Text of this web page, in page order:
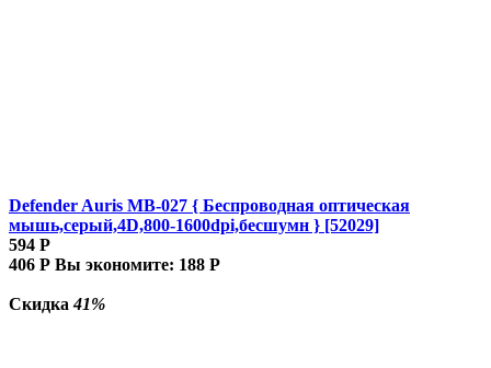
Defender Auris MB-027 { Беспроводная оптическая
мышь,серый,4D,800-1600dpi,бесшумн } [52029]
594 Р
406 Р Вы экономите: 188 Р
Скидка41%